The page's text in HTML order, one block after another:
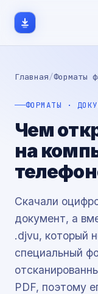
Главная/Форматы
ФОРМАТЫ ·
Чем
на
Скачали
документ, а
.djvu, который
специальный
PDF, поэтому